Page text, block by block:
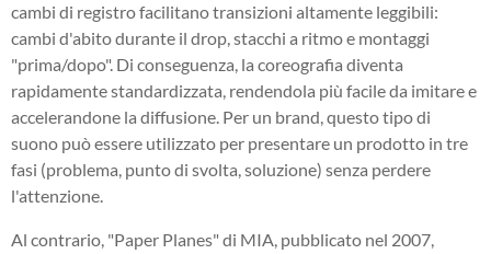
cambi di registro facilitano transizioni altamente leggibili:
cambi d'abito durante il drop, stacchi a ritmo e montaggi
"prima/dopo". Di conseguenza, la coreografia diventa
rapidamente standardizzata, rendendola più facile da imitare e
accelerandone la diffusione. Per un brand, questo tipo di
suono può essere utilizzato per presentare un prodotto in tre
fasi (problema, punto di svolta, soluzione) senza perdere
l'attenzione.
Al contrario, "Paper Planes" di MIA, pubblicato nel 2007,